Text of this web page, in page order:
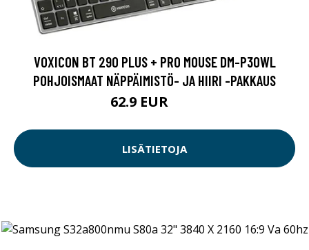
VOXICON BT 290 PLUS + PRO MOUSE DM-P30WL
POHJOISMAAT NÄPPÄIMISTÖ- JA HIIRI -PAKKAUS
62.9 EUR
LISÄTIETOJA